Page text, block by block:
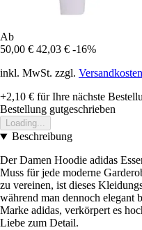
Ab
50,00 € 42,03 € -16%
inkl. MwSt. zzgl. Versandkosten
+2,10 € für Ihre nächste
Bestellung gutgeschrieben
Loading...
Beschreibung
Der Damen Hoodie adidas
Muss für jede moderne
zu vereinen, ist dieses
während man dennoch elegant
Marke adidas, verkörpert es
Liebe zum Detail.